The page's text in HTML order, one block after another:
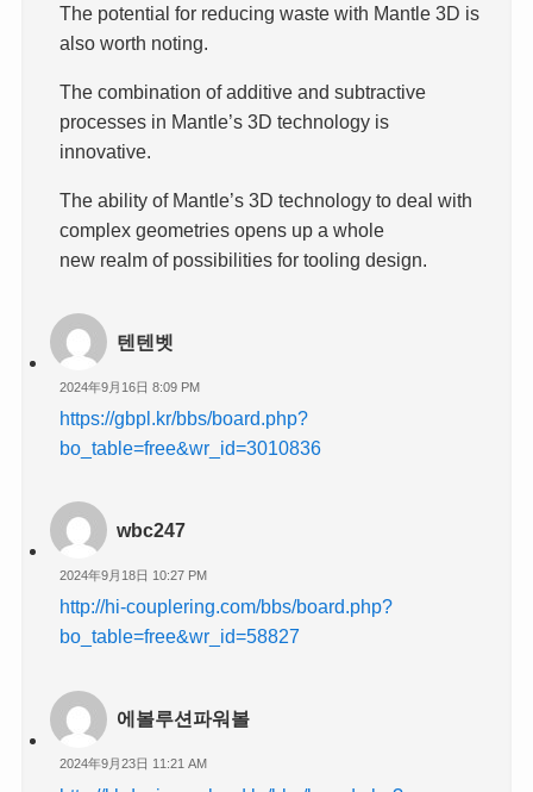
The potential for reducing waste with Mantle 3D is
also worth noting.
The combination of additive and subtractive
processes in Mantle’s 3D technology is
innovative.
The ability of Mantle’s 3D technology to deal with
complex geometries opens up a whole
new realm of possibilities for tooling design.
텐텐벳
2024年9月16日 8:09 PM
https://gbpl.kr/bbs/board.php?
bo_table=free&wr_id=3010836
wbc247
2024年9月18日 10:27 PM
http://hi-couplering.com/bbs/board.php?
bo_table=free&wr_id=58827
에볼루션파워볼
2024年9月23日 11:21 AM